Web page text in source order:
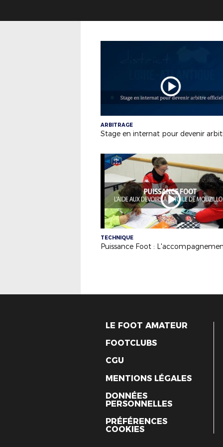
ARBITRAGE
Stage en internat pour devenir
TECHNIQUE
LE FOOT AMATEUR
FOOTCLUBS
CGU
MENTIONS LÉGALES
DONNÉES
PERSONNELLES
PRÉFÉRENCES
COOKIES